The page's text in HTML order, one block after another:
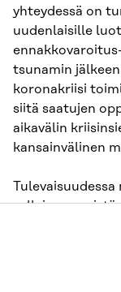
yhteydessä on
uudenlaisille
tsunamin
koronakriisi
siitä saatujen
aikavälin
kansainvälinen
sellaiseen, mistä
pandemia on